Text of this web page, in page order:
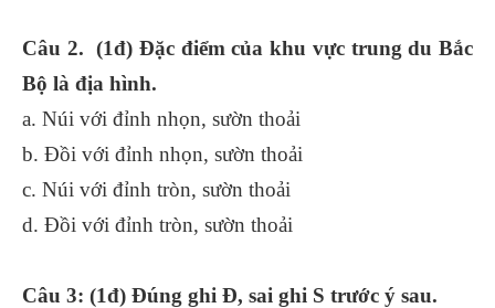
Câu 2. (1đ) Đặc điểm của khu vực trung du Bắc
Bộ là địa hình.
a. Núi với đỉnh nhọn, sườn thoải
b. Đồi với đỉnh nhọn, sườn thoải
c. Núi với đỉnh tròn, sườn thoải
d. Đồi với đỉnh tròn, sườn thoải
Câu 3: (1đ) Đúng ghi Đ, sai ghi S trước ý sau.